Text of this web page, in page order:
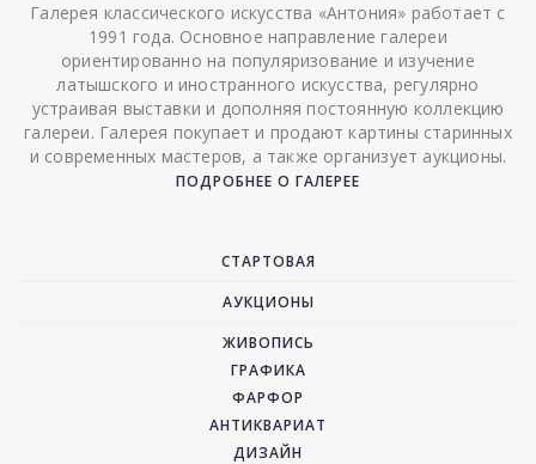
Галерея классического искусства «Антония» работает с
1991 года. Основное направление галереи
ориентированно на популяризование и изучение
латышского и иностранного искусства, регулярно
устраивая выставки и дополняя постоянную коллекцию
галереи. Галерея покупает и продают картины старинных
и современных мастеров, а также организует аукционы.
ПОДРОБНЕЕ О ГАЛЕРЕЕ
СТАРТОВАЯ
АУКЦИОНЫ
ЖИВОПИСЬ
ГРАФИКА
ФАРФОР
АНТИКВАРИАТ
ДИЗАЙН